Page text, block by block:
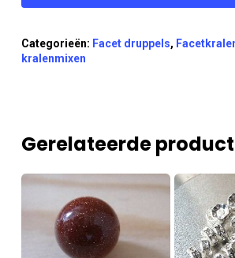
Categorieën: Facet druppels,
kralenmixen
Gerelateerde